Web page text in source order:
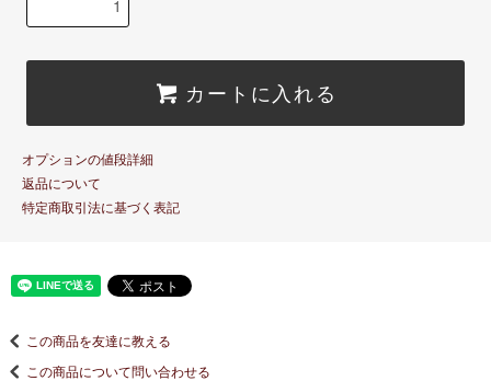
カートに入れる
オプションの値段詳細
返品について
特定商取引法に基づく表記
この商品を友達に教える
この商品について問い合わせる